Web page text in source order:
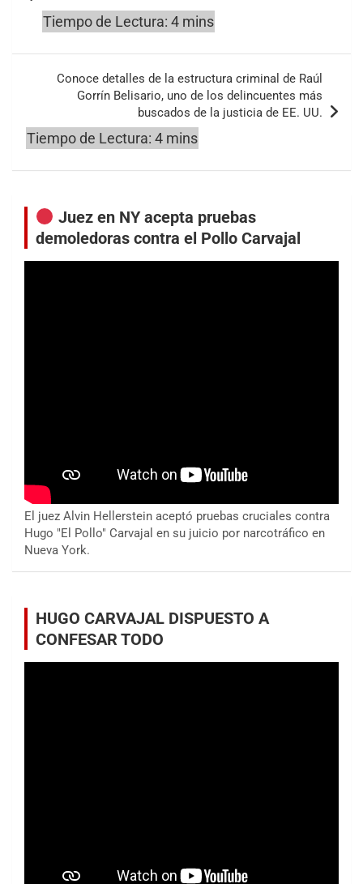
Conoce detalles de la estructura criminal de Raúl
Gorrín Belisario, uno de los delincuentes más
buscados de la justicia de EE. UU.
Juez en NY acepta pruebas
demoledoras contra el Pollo Carvajal
El juez Alvin Hellerstein aceptó pruebas cruciales contra
Hugo "El Pollo" Carvajal en su juicio por narcotráfico en
Nueva York.
HUGO CARVAJAL DISPUESTO A
CONFESAR TODO